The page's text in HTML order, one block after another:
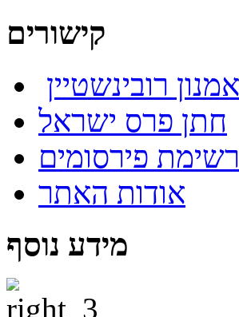
קישורים
חתן פרס ישראל
רשימת פירסומים
אודות האתר
מידע נוסף